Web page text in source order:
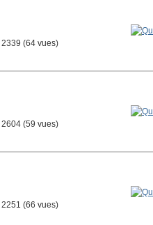
2339 (64 vues)
2604 (59 vues)
2251 (66 vues)